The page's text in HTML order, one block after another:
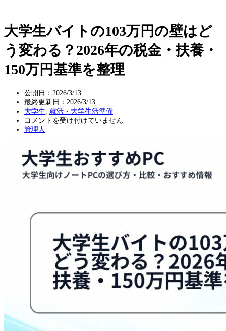
大学生バイトの103万円の壁はど
う変わる？2026年の税金・扶養・
150万円基準を整理
公開日：2026/3/13
最終更新日： 2026/3/13
大学生 就活・大学生活準備
大
学
イ
ト
の
壁
税
扶
コメントを受け付けていません
管理人